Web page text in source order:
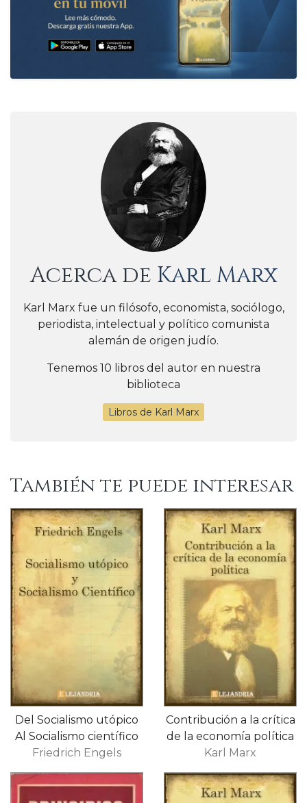
Acerca de Karl Marx
Karl Marx fue un filósofo, economista, sociólogo,
periodista, intelectual y político comunista
alemán de origen judío.
Tenemos 10 libros del autor en nuestra
biblioteca
Libros de Karl Marx
También te puede interesar
Del Socialismo utópico
Al Socialismo científico
Friedrich Engels
Contribución a la crítica
de la economía política
Karl Marx